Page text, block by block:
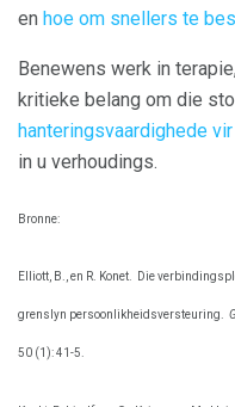
en hoe om snellers te
Benewens werk in
kritieke belang om die
hanteringsvaardighede vir
in u verhoudings.
Bronne:
Elliott, B., en R. Konet. Die
grenslyn persoonlikheidsversteuring.
50 (1): 41-5.